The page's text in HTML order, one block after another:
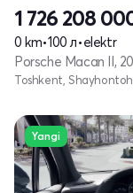
1 726 208
0 km•100 л•elektr
Porsche Macan II,
Toshkent,
Yangi